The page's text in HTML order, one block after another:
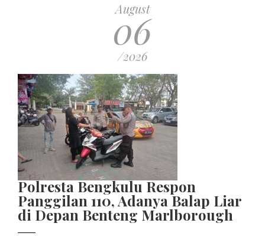
August
06
/2026
Polresta Bengkulu Respon
Panggilan 110, Adanya Balap Liar
di Depan Benteng Marlborough